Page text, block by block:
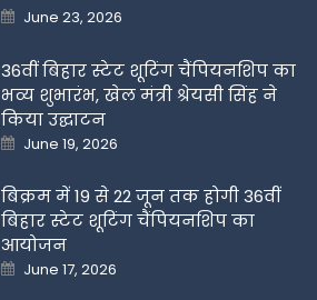
Posted
on
June 23, 2026
36वीं बिहार स्टेट शूटिंग चैंपियनशिप का
भव्य शुभारंभ, खेल मंत्री श्रेयसी सिंह ने
किया उद्घाटन
Posted
on
June 19, 2026
बिक्रम में 19 से 22 जून तक होगी 36वीं
बिहार स्टेट शूटिंग चैंपियनशिप का
आयोजन
Posted
on
June 17, 2026